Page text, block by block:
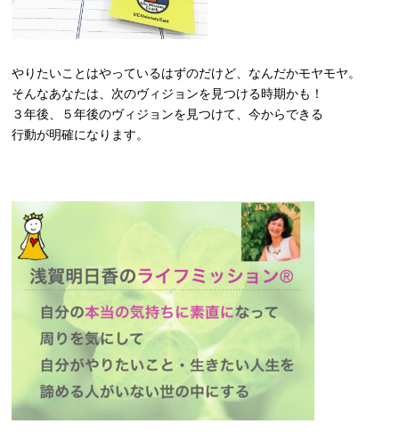
やりたいことはやっているはずのだけど、なんだかモヤモヤ。
そんなあなたは、次のヴィジョンを見つける時期かも！
３年後、５年後のヴィジョンを見つけて、今からできる
行動が明確になります。